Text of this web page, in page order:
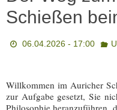
Schießen
06.04.2026 - 17:00
Will­kom­men im Auricher
zur Auf­ga­be gesetzt, Sie